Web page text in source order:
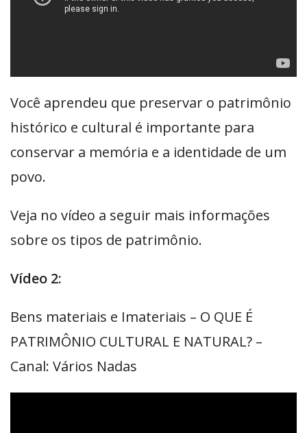
Você aprendeu que preservar o patrimônio
histórico e cultural é importante para
conservar a memória e a identidade de um
povo.
Veja no vídeo a seguir mais informações
sobre os tipos de patrimônio.
Vídeo 2:
Bens materiais e Imateriais – O QUE É
PATRIMÔNIO CULTURAL E NATURAL? –
Canal: Vários Nadas